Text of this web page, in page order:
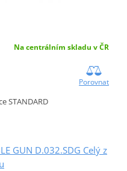
Na centrálním skladu v ČR
Porovnat
STANDARD
GUN D.032.SDG Celý z